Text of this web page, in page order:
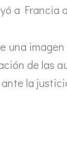
a Francia
de las
la